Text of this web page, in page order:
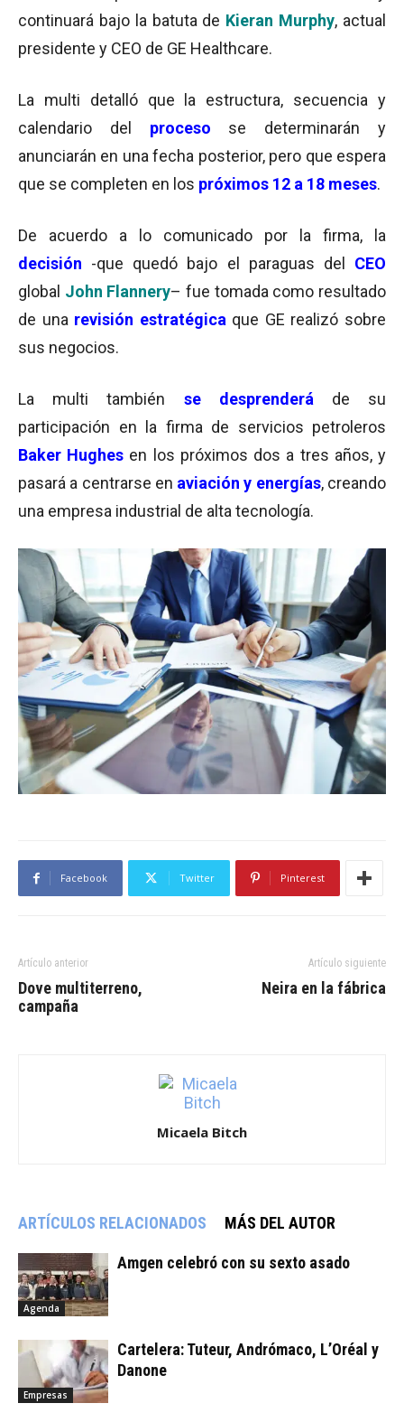
continuará bajo la batuta de Kieran Murphy, actual
presidente y CEO de GE Healthcare.
La multi detalló que la estructura, secuencia y
calendario del proceso se determinarán y
anunciarán en una fecha posterior, pero que espera
que se completen en los próximos 12 a 18 meses.
De acuerdo a lo comunicado por la firma, la
decisión -que quedó bajo el paraguas del CEO
global John Flannery– fue tomada como resultado
de una revisión estratégica que GE realizó sobre
sus negocios.
La multi también se desprenderá de su
participación en la firma de servicios petroleros
Baker Hughes en los próximos dos a tres años, y
pasará a centrarse en aviación y energías, creando
una empresa industrial de alta tecnología.
Facebook Twitter Pinterest
Artículo anterior
Dove multiterreno,
campaña
Artículo siguiente
Neira en la fábrica
Micaela Bitch
ARTÍCULOS RELACIONADOS MÁS DEL AUTOR
Agenda
Amgen celebró con su sexto asado
Empresas
Cartelera: Tuteur, Andrómaco, L’Oréal y
Danone